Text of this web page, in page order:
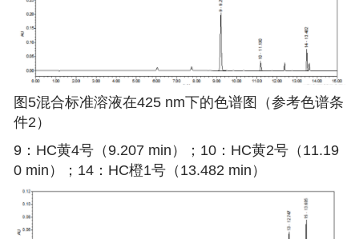
图5混合标准溶液在425 nm下的色谱图（参考色谱条
件2）
9：HC黄4号（9.207 min）；10：HC黄2号（11.19
0 min）；14：HC橙1号（13.482 min）